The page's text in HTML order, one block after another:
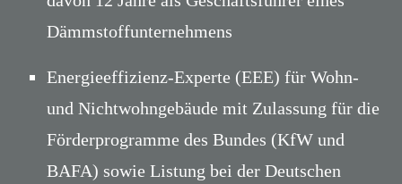
Dämmstoffunternehmens
Energieeffizienz-Experte (EEE) für Wohn-
und Nichtwohngebäude mit Zulassung für die
Förderprogramme des Bundes (KfW und
BAFA) sowie Listung bei der Deutschen